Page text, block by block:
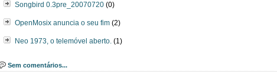
Songbird 0.3pre_20070720 (0)
OpenMosix anuncia o seu fim (2)
Neo 1973, o telemóvel aberto. (1)
Sem comentários...